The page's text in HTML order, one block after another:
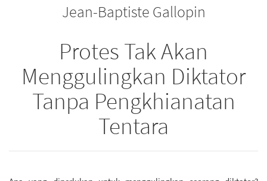
bookbuilderbookbuilder
Jean-Baptiste Gallopin
Protes Tak Akan
Menggulingkan Diktator
Tanpa Pengkhianatan
Tentara